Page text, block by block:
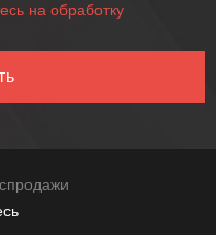
на обработку